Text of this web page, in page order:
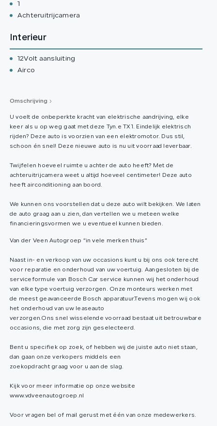
1
Achteruitrijcamera
Interieur
12Volt aansluiting
Airco
Omschrijving
U voelt de onbeperkte kracht van elektrische aandrijving, elke
keer als u op weg gaat met deze Tyn.e TX1. Eindelijk elektrisch
rijden? Deze auto is voorzien van een elektromotor. Dus stil,
schoon én snel! Deze nieuwe auto is nu uit voorraad leverbaar.
Twijfelen hoeveel ruimte u achter de auto heeft? Met de
achteruitrijcamera weet u altijd hoeveel centimeter! Deze auto
heeft airconditioning aan boord.
We kunnen ons voorstellen dat u deze auto wilt bekijken. We laten
de auto graag aan u zien, dan vertellen we u meteen welke
financieringsvormen we u eventueel kunnen bieden.
Van der Veen Autogroep “in vele merken thuis”
Naast in- en verkoop van uw occasions kunt u bij ons ook terecht
voor reparatie en onderhoud van uw voertuig. Aangesloten bij de
serviceformule van Bosch Car service kunnen wij het onderhoud
van elke type voertuig verzorgen. Onze monteurs werken met
de meest geavanceerde Bosch apparatuur.Tevens mogen wij ook
het onderhoud van uw leaseauto
verzorgen.Ons snel wisselende voorraad bestaat uit betrouwbare
occasions, die met zorg zijn geselecteerd.
Bent u specifiek op zoek, of hebben wij de juiste auto niet staan,
dan gaan onze verkopers middels een
zoekopdracht graag voor u aan de slag.
Kijk voor meer informatie op onze website
www.vdveenautogroep.nl
Voor vragen bel of mail gerust met één van onze medewerkers.